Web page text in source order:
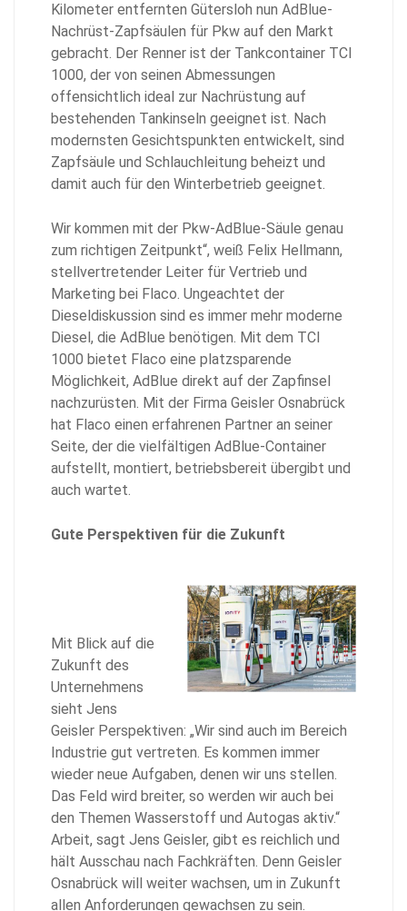
Kilometer entfernten Gütersloh nun AdBlue-
Nachrüst-Zapfsäulen für Pkw auf den Markt
gebracht. Der Renner ist der Tankcontainer TCI
1000, der von seinen Abmessungen
offensichtlich ideal zur Nachrüstung auf
bestehenden Tankinseln geeignet ist. Nach
modernsten Gesichtspunkten entwickelt, sind
Zapfsäule und Schlauchleitung beheizt und
damit auch für den Winterbetrieb geeignet.
Wir kommen mit der Pkw-AdBlue-Säule genau
zum richtigen Zeitpunkt“, weiß Felix Hellmann,
stellvertretender Leiter für Vertrieb und
Marketing bei Flaco. Ungeachtet der
Dieseldiskussion sind es immer mehr moderne
Diesel, die AdBlue benötigen. Mit dem TCI
1000 bietet Flaco eine platzsparende
Möglichkeit, AdBlue direkt auf der Zapfinsel
nachzurüsten. Mit der Firma Geisler Osnabrück
hat Flaco einen erfahrenen Partner an seiner
Seite, der die vielfältigen AdBlue-Container
aufstellt, montiert, betriebsbereit übergibt und
auch wartet.
Gute Perspektiven für die Zukunft
Mit Blick auf die
Zukunft des
Unternehmens
sieht Jens
Geisler Perspektiven: „Wir sind auch im Bereich
Industrie gut vertreten. Es kommen immer
wieder neue Aufgaben, denen wir uns stellen.
Das Feld wird breiter, so werden wir auch bei
den Themen Wasserstoff und Autogas aktiv.“
Arbeit, sagt Jens Geisler, gibt es reichlich und
hält Ausschau nach Fachkräften. Denn Geisler
Osnabrück will weiter wachsen, um in Zukunft
allen Anforderungen gewachsen zu sein.